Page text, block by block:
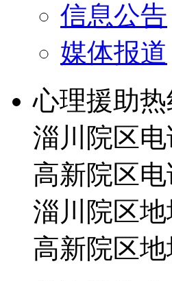
信息公告
媒体报道
心理援助热
淄川院区电
高新院区电
淄川院区
高新院区